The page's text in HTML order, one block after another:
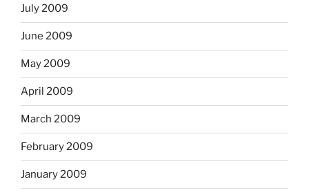
July 2009
June 2009
May 2009
April 2009
March 2009
February 2009
January 2009